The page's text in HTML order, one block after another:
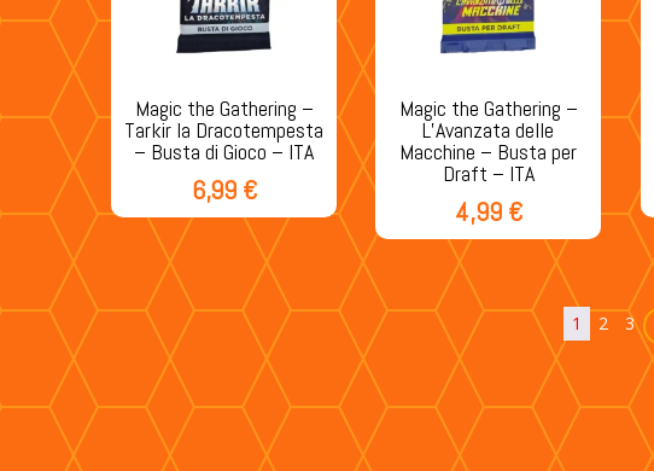
Magic the Gathering –
Tarkir la Dracotempesta
– Busta di Gioco – ITA
6,99 €
Magic the Gathering –
L’Avanzata delle
Macchine – Busta per
Draft – ITA
4,99 €
1 2 3